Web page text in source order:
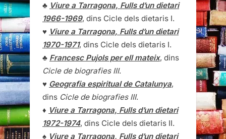
♣ Viure a Tarragona, Fulls d’un dietari
1966-1969, dins Cicle dels dietaris I.
♥ Viure a Tarragona, Fulls d’un dietari
1970-1971, dins Cicle dels dietaris I.
♣ Francesc Pujols per ell mateix, dins
Cicle de biografies III.
♥ Geografia espiritual de Catalunya,
dins Cicle de biografies III.
♦ Viure a Tarragona, Fulls d’un dietari
1972-1974, dins Cicle dels dietaris II.
♠ Viure a Tarragona, Fulls d’un dietari